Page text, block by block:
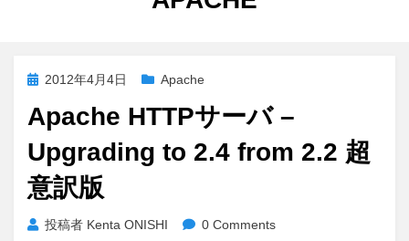
投
日:
2012年4月4日 Apache
Apache HTTPサーバ –
Upgrading to 2.4 from 2.2 超
意訳版
投稿者 Kenta ONISHI 0 Comments